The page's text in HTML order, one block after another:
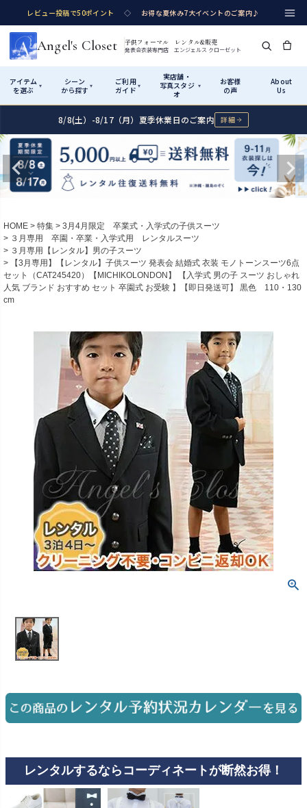
レビュー投稿で50ポイント ◇ お得な夏休み7大イベントのご案内♪
Angel's Closet 子供フォーマル レンタル&販売
発表会衣装専門店 エンジェルス クローゼット
アイテム
を選ぶ
▾
シーン
から探す ▾
ご利用
ガイド ▾
実店舗・
写真スタジ
オ
▾
お客様
の声
About
Us
Shop by Category アイテムから探す
カテゴリ詳細 → サイズで選ぶ→
Rental レンタル
女の子ドレス 男の子スーツ
小物・アクセ パニエ
アウター レディース
販売
コスチューム アウター
インナー・パニエ アクセサリー
Shop by Occasion シーンから探す
性別・サイズで絞り込む→
Recital & Concours
発表会・コンクール
舞台で輝くステージ衣装
Wedding
結婚式
フラワーガール・リングボーイ・ゲ
Graduation & Entrance
卒業式・入学式
きちんと感のあるフォーマル
Shichi-Go-San
七五三
3歳・5歳・7歳の晴れの日
How It Works ご利用ガイド
Startはじめに
01
レンタル・販売の入口
02 サイズの選び方
測り方と目安
Angel's Closetについて
レンタル
レンタルのご案内
予約・配送・返却・料金
レンタルの流れ
4ステップで簡単
あんしんパック
汚れ・キズ・破損の補償
Buy & Supportご購入・サポート
販売・共通のご案内
品質・返品・お手入れ
09 お問い合わせ
電話・メール・LINE
Visit Us 実店舗・写真スタジオ
実店舗 つくば店
Tsukuba Boutique
〒 茨城県土浦市大町14-16-1F
営業 10:00–18:00（完全予約制）
定休 月曜日
店舗を予約する →
Photography
七五三・発表会・記念撮影
予約 Web または お電話
8/8(土）-8/17（月）夏季休業日のご案内 詳細
HOME 特集
3月4月限定 卒業式・入学式の子供スーツ
３月専用 卒園・卒業・入学式用 レンタルスーツ
３月専用【レンタル】男の子スーツ
【3月専用】【レンタル】子供スーツ 発表会 結婚式 衣装 モノトーンスーツ6点
セット（CAT245420）【MICHIKOLONDON】 【入学式 男の子 スーツ おしゃれ
人気 ブランド おすすめ セット 卒園式 お受験 】【即日発送可】 黒色 110・130
cm
レンタルするならコーディネートが断然お得！